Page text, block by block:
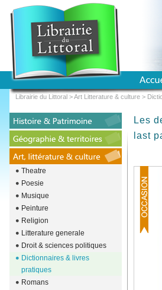
Les
last
Theatre
Poesie
Musique
Peinture
Religion
Litterature generale
Droit & sciences politiques
Dictionnaires & livres
pratiques
Romans
Librairie du Littoral >Art Litterature & culture >